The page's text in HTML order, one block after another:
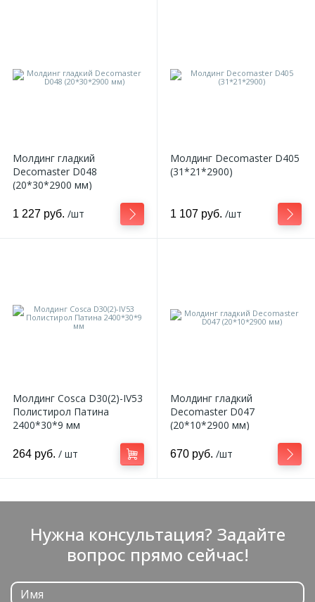
Молдинг гладкий
Decomaster D048
(20*30*2900 мм)
1 227 руб. /шт
Молдинг Decomaster D405
(31*21*2900)
1 107 руб. /шт
Молдинг Cosca D30(2)-IV53
Полистирол Патина
2400*30*9 мм
264 руб. / шт
Молдинг гладкий
Decomaster D047
(20*10*2900 мм)
670 руб. /шт
Нужна консультация? Задайте
вопрос прямо сейчас!